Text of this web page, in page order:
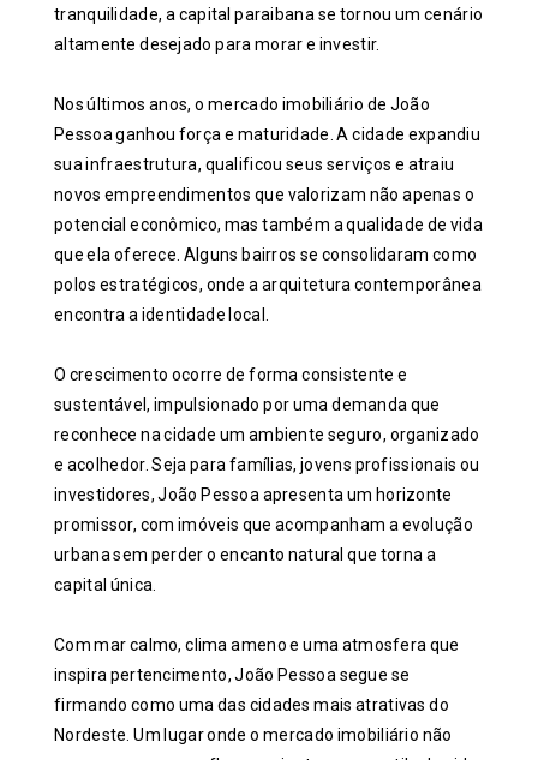
tranquilidade, a capital paraibana se tornou um cenário
altamente desejado para morar e investir.
Nos últimos anos, o mercado imobiliário de João
Pessoa ganhou força e maturidade. A cidade expandiu
sua infraestrutura, qualificou seus serviços e atraiu
novos empreendimentos que valorizam não apenas o
potencial econômico, mas também a qualidade de vida
que ela oferece. Alguns bairros se consolidaram como
polos estratégicos, onde a arquitetura contemporânea
encontra a identidade local.
O crescimento ocorre de forma consistente e
sustentável, impulsionado por uma demanda que
reconhece na cidade um ambiente seguro, organizado
e acolhedor. Seja para famílias, jovens profissionais ou
investidores, João Pessoa apresenta um horizonte
promissor, com imóveis que acompanham a evolução
urbana sem perder o encanto natural que torna a
capital única.
Com mar calmo, clima ameno e uma atmosfera que
inspira pertencimento, João Pessoa segue se
firmando como uma das cidades mais atrativas do
Nordeste. Um lugar onde o mercado imobiliário não